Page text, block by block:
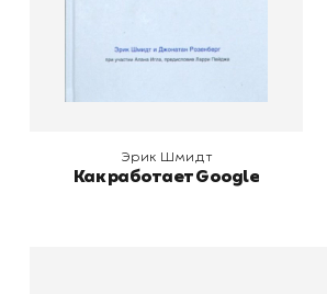
В корзину
Эрик Шмидт
Как работает Google